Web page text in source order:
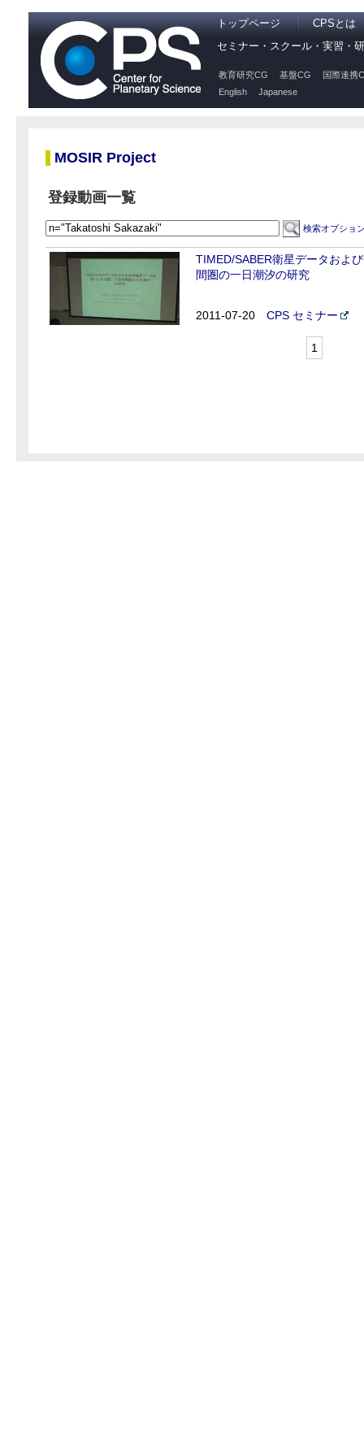
トップページ
CPSとは
セミナー・スクール・実習・
教育研究CG 基盤CG
国際連携
English
Japanese
MOSIR Project
登録動画一覧
検索オプショ
TIMED/SABER衛星データおよ
間圏の一日潮汐の研究
2011-07-20 CPS セミナー
1